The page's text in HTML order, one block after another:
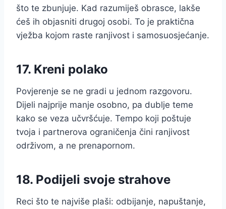
što te zbunjuje. Kad razumiješ obrasce, lakše
ćeš ih objasniti drugoj osobi. To je praktična
vježba kojom raste ranjivost i samosuosjećanje.
17. Kreni polako
Povjerenje se ne gradi u jednom razgovoru.
Dijeli najprije manje osobno, pa dublje teme
kako se veza učvršćuje. Tempo koji poštuje
tvoja i partnerova ograničenja čini ranjivost
održivom, a ne prenapornom.
18. Podijeli svoje strahove
Reci što te najviše plaši: odbijanje, napuštanje,